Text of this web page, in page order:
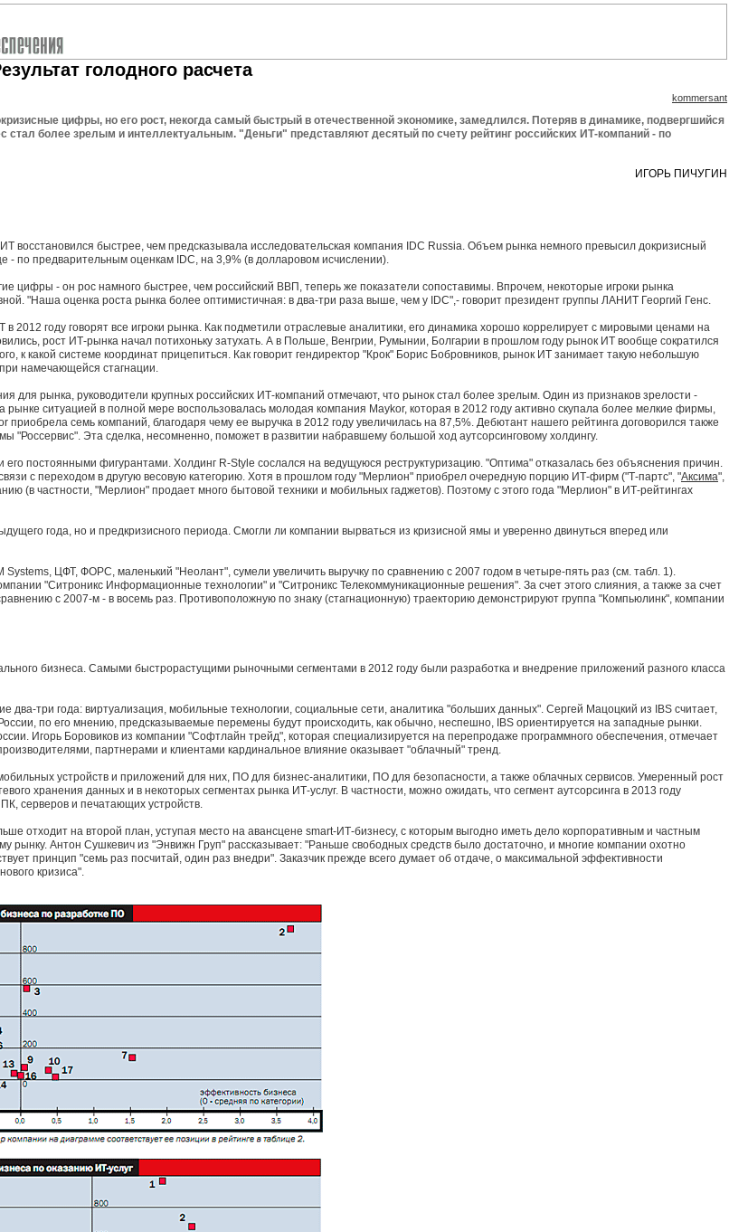
голодного расчета
kommersant
цифры, но его рост, некогда самый быстрый в отечественной экономике, замедлился. Потеряв в динамике, подвергшийся
стал более зрелым и интеллектуальным. "Деньги" представляют десятый по счету рейтинг российских ИТ-компаний - по
ИГОРЬ ПИЧУГИН
восстановился быстрее, чем предсказывала исследовательская компания IDC Russia. Объем рынка немного превысил докризисный
- по предварительным оценкам IDC, на 3,9% (в долларовом исчислении).
цифры - он рос намного быстрее, чем российский ВВП, теперь же показатели сопоставимы. Впрочем, некоторые игроки рынка
"Наша оценка роста рынка более оптимистичная: в два-три раза выше, чем у IDC",- говорит президент группы ЛАНИТ Георгий Генс.
в 2012 году говорят все игроки рынка. Как подметили отраслевые аналитики, его динамика хорошо коррелирует с мировыми ценами на
рост ИТ-рынка начал потихоньку затухать. А в Польше, Венгрии, Румынии, Болгарии в прошлом году рынок ИТ вообще сократился
к какой системе координат прицепиться. Как говорит гендиректор "Крок" Борис Бобровников, рынок ИТ занимает такую небольшую
намечающейся стагнации.
для рынка, руководители крупных российских ИТ-компаний отмечают, что рынок стал более зрелым. Один из признаков зрелости -
ситуацией в полной мере воспользовалась молодая компания Maykor, которая в 2012 году активно скупала более мелкие фирмы,
семь компаний, благодаря чему ее выручка в 2012 году увеличилась на 87,5%. Дебютант нашего рейтинга договорился также
"Россервис". Эта сделка, несомненно, поможет в развитии набравшему большой ход аутсорсинговому холдингу.
постоянными фигурантами. Холдинг R-Style сослался на ведущуюся реструктуризацию. "Оптима" отказалась без объяснения причин.
с переходом в другую весовую категорию. Хотя в прошлом году "Мерлион" приобрел очередную порцию ИТ-фирм ("Т-партс", "Аксима",
(в частности, "Мерлион" продает много бытовой техники и мобильных гаджетов). Поэтому с этого года "Мерлион" в ИТ-рейтингах
года, но и предкризисного периода. Смогли ли компании вырваться из кризисной ямы и уверенно двинуться вперед или
ЦФТ, ФОРС, маленький "Неолант", сумели увеличить выручку по сравнению с 2007 годом в четыре-пять раз (см. табл. 1).
"Ситроникс Информационные технологии" и "Ситроникс Телекоммуникационные решения". За счет этого слияния, а также за счет
с 2007-м - в восемь раз. Противоположную по знаку (стагнационную) траекторию демонстрируют группа "Компьюлинк", компании
бизнеса. Самыми быстрорастущими рыночными сегментами в 2012 году были разработка и внедрение приложений разного класса
два-три года: виртуализация, мобильные технологии, социальные сети, аналитика "больших данных". Сергей Мацоцкий из IBS считает,
по его мнению, предсказываемые перемены будут происходить, как обычно, неспешно, IBS ориентируется на западные рынки.
Игорь Боровиков из компании "Софтлайн трейд", которая специализируется на перепродаже программного обеспечения, отмечает
партнерами и клиентами кардинальное влияние оказывает "облачный" тренд.
устройств и приложений для них, ПО для бизнес-аналитики, ПО для безопасности, а также облачных сервисов. Умеренный рост
хранения данных и в некоторых сегментах рынка ИТ-услуг. В частности, можно ожидать, что сегмент аутсорсинга в 2013 году
серверов и печатающих устройств.
отходит на второй план, уступая место на авансцене smart-ИТ-бизнесу, с которым выгодно иметь дело корпоративным и частным
рынку. Антон Сушкевич из "Энвижн Груп" рассказывает: "Раньше свободных средств было достаточно, и многие компании охотно
принцип "семь раз посчитай, один раз внедри". Заказчик прежде всего думает об отдаче, о максимальной эффективности
кризиса".